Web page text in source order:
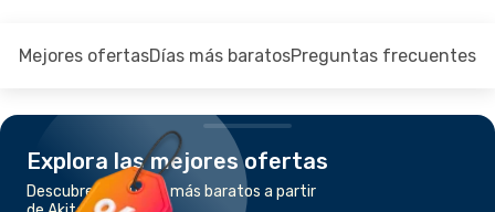
Mejores ofertasDías más baratosPreguntas frecuentes
Explora las mejores ofertas
Descubre los vuelos más baratos a partir